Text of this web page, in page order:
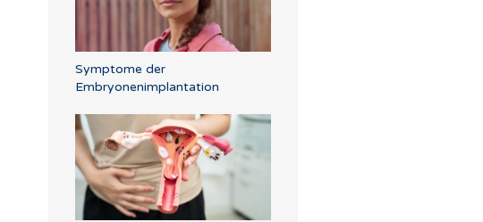
Symptome der
Embryonenimplantation